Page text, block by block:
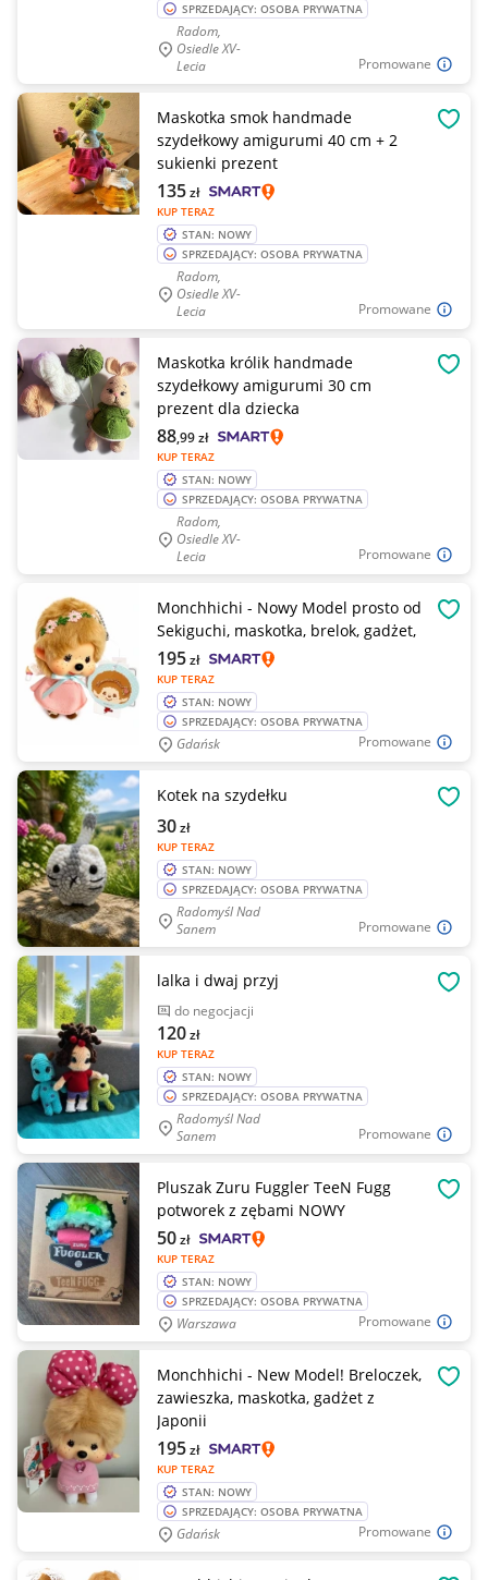
Promowane
SPRZEDAJĄCY: OSOBA PRYWATNA
Radom,
Osiedle XV-
Lecia
Promowane
Maskotka smok handmade
szydełkowy amigurumi 40 cm + 2
sukienki prezent
KUP TERAZ
135zł
STAN: NOWY
SPRZEDAJĄCY: OSOBA PRYWATNA
Radom,
Osiedle XV-
Lecia
Promowane
Maskotka królik handmade
szydełkowy amigurumi 30 cm
prezent dla dziecka
KUP TERAZ
88,99zł
STAN: NOWY
SPRZEDAJĄCY: OSOBA PRYWATNA
Radom,
Osiedle XV-
Lecia
Promowane
Monchhichi - Nowy Model prosto od
Sekiguchi, maskotka, brelok, gadżet,
KUP TERAZ
195zł
STAN: NOWY
SPRZEDAJĄCY: OSOBA PRYWATNA
Gdańsk
Promowane
Kotek na szydełku
KUP TERAZ
30zł
STAN: NOWY
SPRZEDAJĄCY: OSOBA PRYWATNA
Radomyśl Nad
Sanem
Promowane
lalka i dwaj przyj
do negocjacji
KUP TERAZ
120zł
STAN: NOWY
SPRZEDAJĄCY: OSOBA PRYWATNA
Radomyśl Nad
Sanem
Promowane
Pluszak Zuru Fuggler TeeN Fugg
potworek z zębami NOWY
KUP TERAZ
50zł
STAN: NOWY
SPRZEDAJĄCY: OSOBA PRYWATNA
Warszawa
Promowane
Monchhichi - New Model! Breloczek,
zawieszka, maskotka, gadżet z
Japonii
KUP TERAZ
195zł
STAN: NOWY
SPRZEDAJĄCY: OSOBA PRYWATNA
Gdańsk